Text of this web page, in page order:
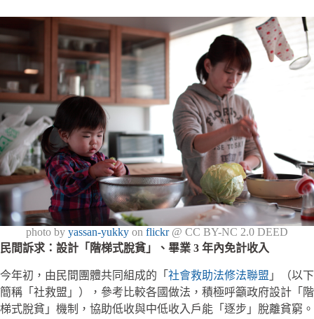
photo by yassan-yukky on flickr@ CC BY-NC 2.0 DEED
民間訴求：設計「階梯式脫貧」、畢業 3 年內免計收入
今年初，由民間團體共同組成的「 社會救助法修法聯盟 」（以下
簡稱「社救盟」），參考比較各國做法，積極呼籲政府設計「階
梯式脫貧」機制，協助低收與中低收入戶能「逐步」脫離貧窮。